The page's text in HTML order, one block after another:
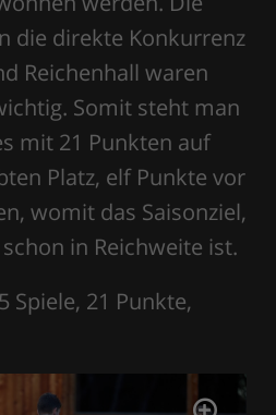
die direkte Konkurrenz
Reichenhall waren
Somit steht man
mit 21 Punkten auf
Platz, elf Punkte vor
womit das Saisonziel,
in Reichweite ist.
Spiele, 21 Punkte,